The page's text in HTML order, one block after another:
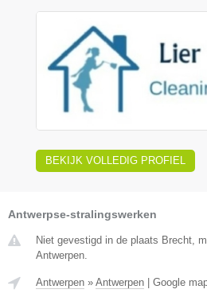
BEKIJK VOLLEDIG PROFIEL
Antwerpse-stralingswerken
Niet gevestigd in de plaats Brecht,
Antwerpen.
Antwerpen » Antwerpen Google